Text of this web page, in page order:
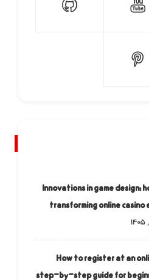
Innovations in game design:
transforming online casino
How to register at an
step-by-step guide for